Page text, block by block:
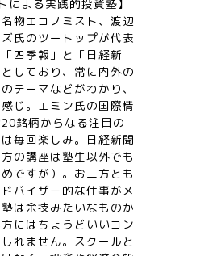
による実践的投資塾】
物エコノミスト、渡辺
氏のツートップが代表
四季報」と「日経新
しており、常に内外の
テーマなどがわかり、
じ。エミン氏の国際情
銘柄からなる注目の
毎回楽しみ。日経新聞
の講座は塾生以外でも
ですが）。お二方とも
バイザー的な仕事がメ
は余技みたいなものか
にはちょうどいいコン
れません。スクールと